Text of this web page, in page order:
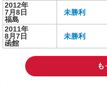
2012年
7月8日
福島
未勝利
2011年
8月7日
函館
未勝利
も